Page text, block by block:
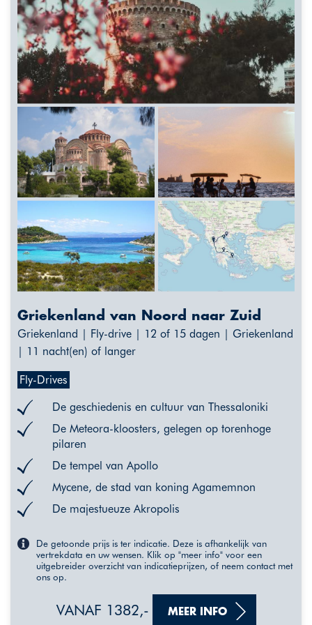
Griekenland van Noord naar Zuid
Griekenland | Fly-drive | 12 of 15 dagen | Griekenland
| 11 nacht(en) of langer
Fly-Drives
De geschiedenis en cultuur van Thessaloniki
De Meteora-kloosters, gelegen op torenhoge
pilaren
De tempel van Apollo
Mycene, de stad van koning Agamemnon
De majestueuze Akropolis
De getoonde prijs is ter indicatie. Deze is afhankelijk van
vertrekdata en uw wensen. Klik op "meer info" voor een
uitgebreider overzicht van indicatieprijzen, of neem contact met
ons op.
VANAF 1382,- MEER INFO